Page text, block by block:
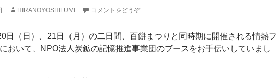
HIRANOYOSHIFUMI コメントをどうぞ
日（日）、21日（月）の二日間、百餅まつりと同時期に開催される情熱フ
おいて、NPO法人炭鉱の記憶推進事業団のブースをお手伝いしていまし